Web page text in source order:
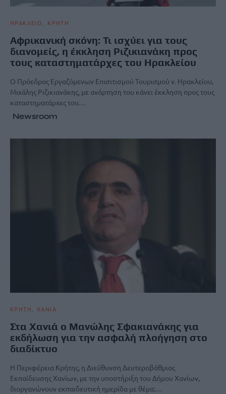
ΗΡΑΚΛΕΙΟ ΚΡΗΤΗ
Αφρικανική σκόνη: Τι ισχύει για τους
διανομείς, η έκκληση Ριζικιανάκη προς
τους καταστηματάρχες του Ηρακλείου
Ο Πρόεδρος Εργαζόμενων Επισιτισμού Τουρισμού ν. Ηρακλείου,
Μιχάλης Ριζικιανάκης, με ανάρτηση του κάνει έκκληση προς τους
καταστηματάρχες του…
Newsroom
ΚΡΗΤΗ ΧΑΝΙΑ
Στα Χανιά ο Μανώλης Σφακιανάκης για
εκδήλωση για την ασφαλή πλοήγηση στο
διαδίκτυο
Η Περιφέρεια Κρήτης, η Διεύθυνση Δευτεροβάθμιας
Εκπαίδευσης Χανίων, με την υποστήριξη του Δήμου Χανίων,
διοργανώνουν εκπαιδευτική ημερίδα με θέμα:…